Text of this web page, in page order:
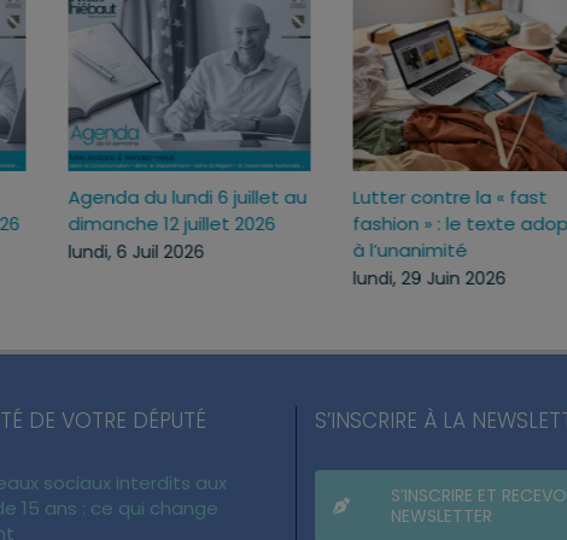
Agenda du lundi 6 juillet au
dimanche 12 juillet 2026
lundi, 6 Juil 2026
Lutter contre la « fast
fashion » : le texte
à l’unanimité
lundi, 29 Juin 2026
DE VOTRE DÉPUTÉ
sociaux interdits aux
15 ans : ce qui change
S’INSCRIRE À LA
S’INSCRIRE ET
NEWSLETTER